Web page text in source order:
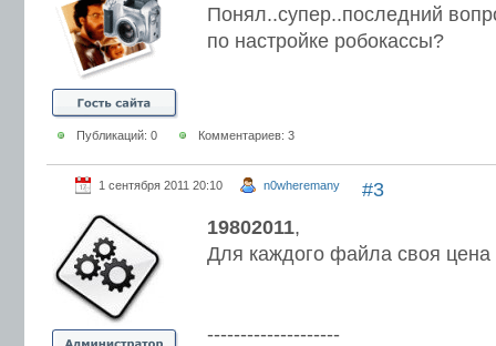
Понял..супер..последний
по настройке робокассы?
Публикаций: 0 Комментариев: 3
#3
1 сентября 2011 20:10 n0wheremany
19802011,
Для каждого файла своя цена
--------------------